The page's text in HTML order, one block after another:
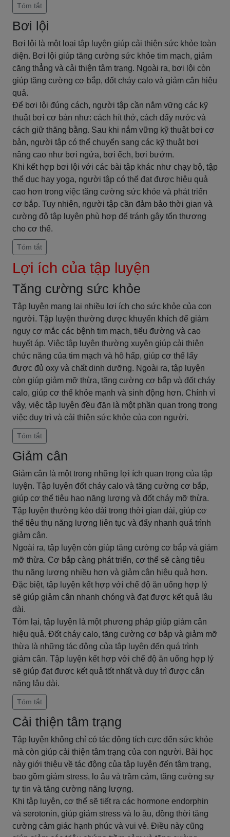
Tóm tắt
Bơi lội
Bơi lội là một loại tập luyện giúp cải thiện sức khỏe toàn
diện. Bơi lội giúp tăng cường sức khỏe tim mạch, giảm
căng thẳng và cải thiện tâm trạng. Ngoài ra, bơi lội còn
giúp tăng cường cơ bắp, đốt cháy calo và giảm cân hiệu
quả.
Để bơi lội đúng cách, người tập cần nắm vững các kỹ
thuật bơi cơ bản như: cách hít thở, cách đẩy nước và
cách giữ thăng bằng. Sau khi nắm vững kỹ thuật bơi cơ
bản, người tập có thể chuyển sang các kỹ thuật bơi
nâng cao như bơi ngửa, bơi ếch, bơi bướm.
Khi kết hợp bơi lội với các bài tập khác như chạy bộ, tập
thể dục hay yoga, người tập có thể đạt được hiệu quả
cao hơn trong việc tăng cường sức khỏe và phát triển
cơ bắp. Tuy nhiên, người tập cần đảm bảo thời gian và
cường độ tập luyện phù hợp để tránh gây tổn thương
cho cơ thể.
Tóm tắt
Lợi ích của tập luyện
Tăng cường sức khỏe
Tập luyện mang lại nhiều lợi ích cho sức khỏe của con
người. Tập luyện thường được khuyến khích để giảm
nguy cơ mắc các bệnh tim mạch, tiểu đường và cao
huyết áp. Việc tập luyện thường xuyên giúp cải thiện
chức năng của tim mạch và hô hấp, giúp cơ thể lấy
được đủ oxy và chất dinh dưỡng. Ngoài ra, tập luyện
còn giúp giảm mỡ thừa, tăng cường cơ bắp và đốt cháy
calo, giúp cơ thể khỏe mạnh và sinh động hơn. Chính vì
vậy, việc tập luyện đều đặn là một phần quan trọng trong
việc duy trì và cải thiện sức khỏe của con người.
Tóm tắt
Giảm cân
Giảm cân là một trong những lợi ích quan trọng của tập
luyện. Tập luyện đốt cháy calo và tăng cường cơ bắp,
giúp cơ thể tiêu hao năng lượng và đốt cháy mỡ thừa.
Tập luyện thường kéo dài trong thời gian dài, giúp cơ
thể tiêu thụ năng lượng liên tục và đẩy nhanh quá trình
giảm cân.
Ngoài ra, tập luyện còn giúp tăng cường cơ bắp và giảm
mỡ thừa. Cơ bắp càng phát triển, cơ thể sẽ càng tiêu
thụ năng lượng nhiều hơn và giảm cân hiệu quả hơn.
Đặc biệt, tập luyện kết hợp với chế độ ăn uống hợp lý
sẽ giúp giảm cân nhanh chóng và đạt được kết quả lâu
dài.
Tóm lại, tập luyện là một phương pháp giúp giảm cân
hiệu quả. Đốt cháy calo, tăng cường cơ bắp và giảm mỡ
thừa là những tác động của tập luyện đến quá trình
giảm cân. Tập luyện kết hợp với chế độ ăn uống hợp lý
sẽ giúp đạt được kết quả tốt nhất và duy trì được cân
nặng lâu dài.
Tóm tắt
Cải thiện tâm trạng
Tập luyện không chỉ có tác động tích cực đến sức khỏe
mà còn giúp cải thiện tâm trạng của con người. Bài học
này giới thiệu về tác động của tập luyện đến tâm trạng,
bao gồm giảm stress, lo âu và trầm cảm, tăng cường sự
tự tin và tăng cường năng lượng.
Khi tập luyện, cơ thể sẽ tiết ra các hormone endorphin
và serotonin, giúp giảm stress và lo âu, đồng thời tăng
cường cảm giác hạnh phúc và vui vẻ. Điều này cũng